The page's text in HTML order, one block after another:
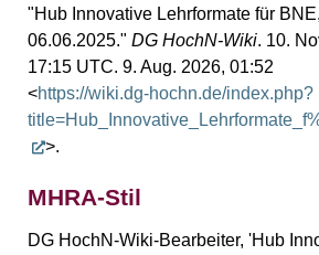
"Hub Innovative Lehrformate für BNE,
06.06.2025." DG HochN-Wiki. 10.
17:15 UTC. 9. Aug. 2026, 01:52
<https://wiki.dg-hochn.de/index.php?
>.
MHRA-Stil
DG HochN-Wiki-Bearbeiter, 'Hub